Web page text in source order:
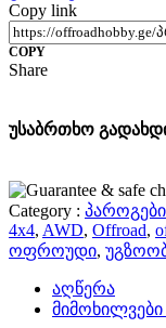
Copy link
COPY
Share
უსაბრთხო
Category :
4x4, AWD, Offroad,
ოფროუდი,
აღწერა
მიმოხილვები